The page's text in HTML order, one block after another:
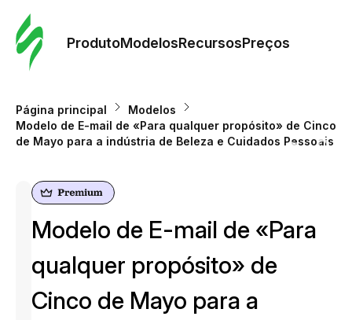
ProdutoModelosRecursosPreços
Página principal
Modelos
Modelo de E-mail de «Para qualquer propósito» de Cinco
de Mayo para a indústria de Beleza e Cuidados Pessoais
Modelo de E-mail de «Para
qualquer propósito» de
Cinco de Mayo para a